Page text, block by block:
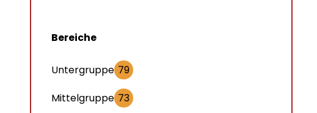
Bereiche
Untergruppe 79
Mittelgruppe 73